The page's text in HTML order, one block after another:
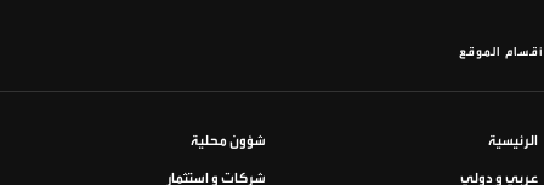
أقسام الموقع
الرئيسية شؤون محلية
عربي و دولي شركات و استثمار